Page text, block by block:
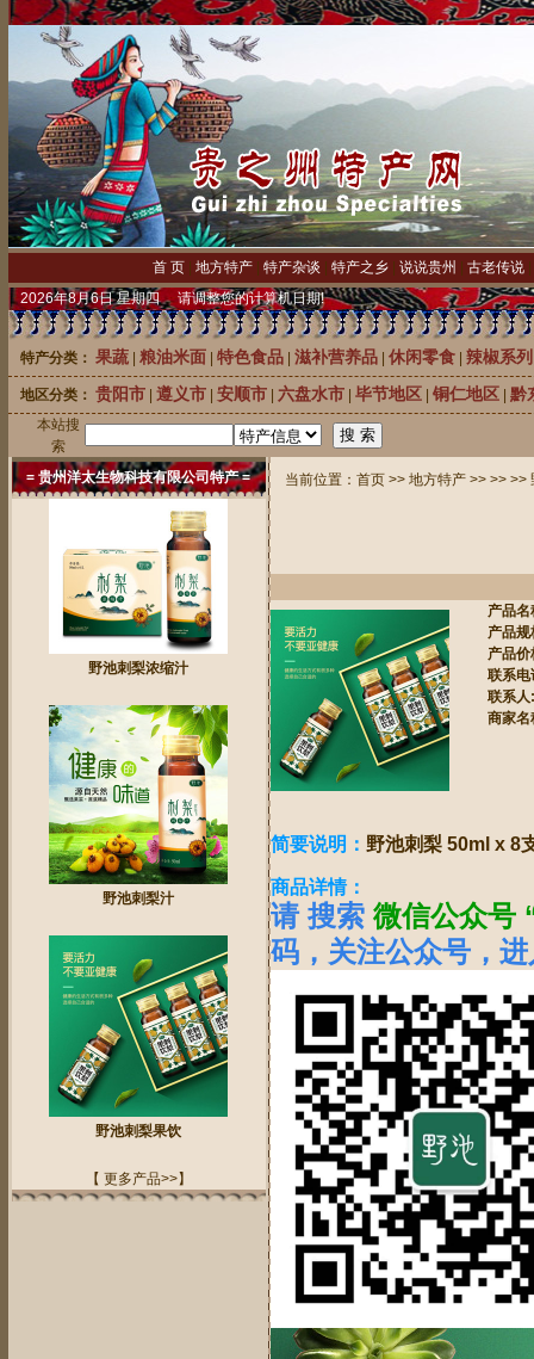
首 页 地方特产 特产杂谈 特产之乡 说说贵州 古老传说
2026年8月6日 星期四 请调整您的计算机日期!
特产分类： 果蔬 粮油米面 特色食品 滋补营养品 休闲零食 辣椒系列
地区分类： 贵阳市 遵义市 安顺市 六盘水市 毕节地区 铜仁地区 黔
本站搜
索
= 贵州洋太生物科技有限公司特产 =
野池刺梨浓缩汁
野池刺梨汁
野池刺梨果饮
【 更多产品>>】
当前位置： 首页 >> 地方特产 >> >> >>
产品名
产品规
产品价
联系电
联系人:
商家名
简要说明： 野池刺梨 50ml x 8
商品详情：
请 搜索 微信公众号
码，关注公众号，